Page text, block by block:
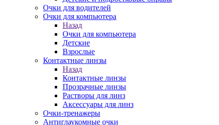
Очки для водителей
Очки для компьютера
Назад
Очки для компьютера
Детские
Взрослые
Контактные линзы
Назад
Контактные линзы
Прозрачные линзы
Растворы для линз
Аксессуары для линз
Очки-тренажеры
Антиглаукомные очки